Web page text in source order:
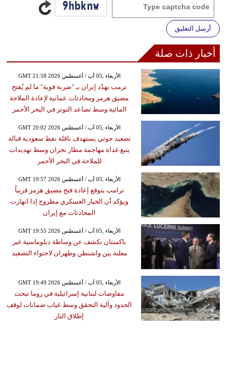
أرسل التعليق
أخبار ذات صلة
GMT 21:58 2026 الأربعاء ,05 آب / أغسطس
ترمب يهدّد إيران بـ "ضربة قوية" ما لم يُفتح
مضيق هرمز ومحادثات عمانية لإعادة الملاحة
المائية وسط تصاعد التوتر في البحر الأحمر
GMT 20:02 2026 الأربعاء ,05 آب / أغسطس
تصعيد حوثي يستهدف ناقلة نفط سعودية قبالة
ينبع غداة مهاجمة مطار نجران وسط تهديدات
للملاحة في البحر الأحمر
GMT 19:57 2026 الأربعاء ,05 آب / أغسطس
ترامب يتوقع إعادة فتح مضيق هرمز قريباً
ويؤكد أن الخيار العسكري مطروح إذا انهارت
المحادثات مع إيران
GMT 19:55 2026 الأربعاء ,05 آب / أغسطس
باكستان تكشف عن وساطة دبلوماسية غير
معلنة بين واشنطن وطهران لاحتواء التصعيد
GMT 19:49 2026 الأربعاء ,05 آب / أغسطس
مفاوضات لبنانية إسرائيلية في روما تبحث
الحدود وآلية التحقق وسط غياب ضمانات لوقف
إطلاق النار